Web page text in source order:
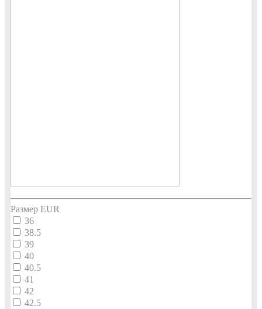
Размер EUR
36
38.5
39
40
40.5
41
42
42.5